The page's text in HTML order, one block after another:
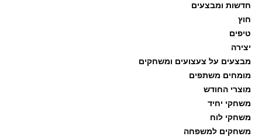
חדשות ומבצעים
חוץ
טיפים
יצירה
מבצעים על צעצועים ומשחקים
מומחים משתפים
מוצרי החודש
משחקי יחיד
משחקי לוח
משחקים למשפחה